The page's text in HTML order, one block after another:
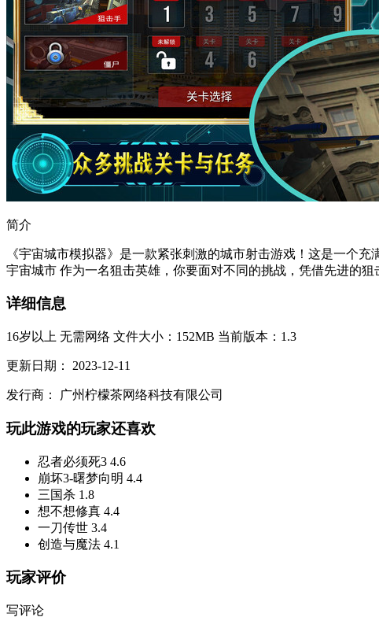
简介
《宇宙城市模拟器》是一款紧张刺激的城市射击游戏！这是一个
宇宙城市 作为一名狙击英雄，你要面对不同的挑战，凭借先进的
详细信息
16岁以上 无需网络 文件大小：152MB 当前版本：1.3
更新日期： 2023-12-11
发行商： 广州柠檬茶网络科技有限公司
玩此游戏的玩家还喜欢
忍者必须死3 4.6
崩坏3-曙梦向明 4.4
三国杀 1.8
想不想修真 4.4
一刀传世 3.4
创造与魔法 4.1
玩家评价
写评论